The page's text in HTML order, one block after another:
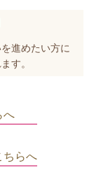
進めたい方に
す。
らへ
ちらへ